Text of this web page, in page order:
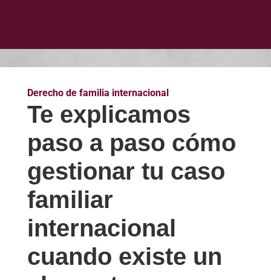
Derecho de familia internacional
Te explicamos
paso a paso cómo
gestionar tu caso
familiar
internacional
cuando existe un